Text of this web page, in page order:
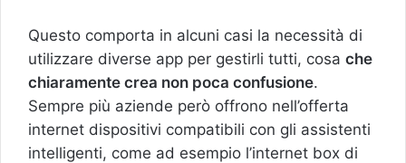
Questo comporta in alcuni casi la necessità di
utilizzare diverse app per gestirli tutti, cosa che
chiaramente crea non poca confusione.
Sempre più aziende però offrono nell’offerta
internet dispositivi compatibili con gli assistenti
intelligenti, come ad esempio l’internet box di